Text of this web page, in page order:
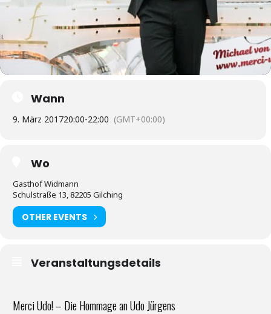
Wann
9. März 201720:00-22:00 (GMT+00:00)
Wo
Gasthof Widmann
Schulstraße 13, 82205 Gilching
OTHER EVENTS
Veranstaltungsdetails
Merci Udo! – Die Hommage an Udo Jürgens